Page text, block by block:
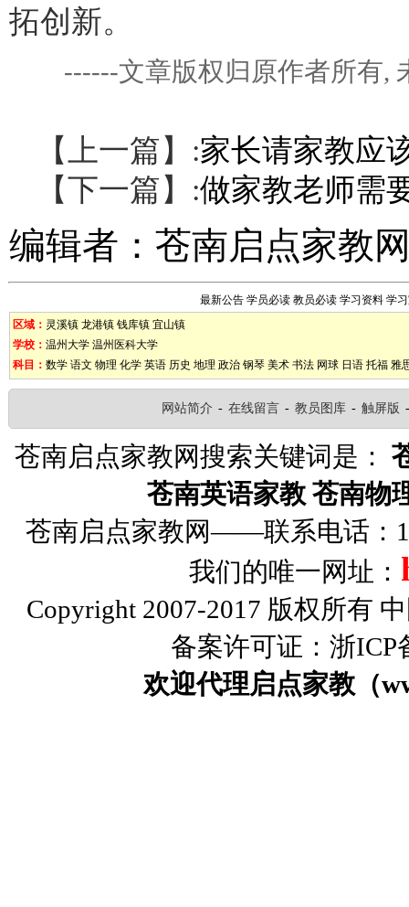
拓创新。
------文章版权归原作者所有,
【上一篇】:家长请家教应
【下一篇】:做家教老师需
编辑者： 苍南启点家教
最新公告 学员必读 教员必读 学习资料 学
区域： 灵溪镇 龙港镇 钱库镇 宜山镇
学校： 温州大学 温州医科大学
科目： 数学 语文 物理 化学 英语 历史 地理 政治 钢琴 美术 书法 网球 日语 托福 雅
网站简介 - 在线留言 - 教员图库 - 触屏版
苍南启点家教网搜索关键词是：
苍南英语家教 苍南物
苍南启点家教网——联系电话
我们的唯一网址：
Copyright 2007-2017 版权所有
备案许可证：浙ICP
欢迎代理启点家教（